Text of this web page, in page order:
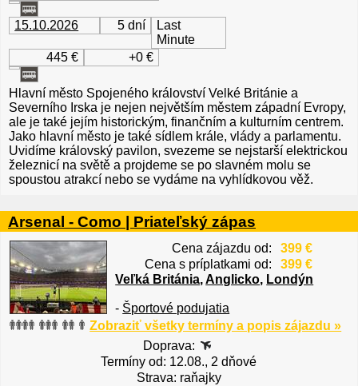
15.10.2026 5 dní
Last
Minute
445 €
+0 €
Hlavní město Spojeného království Velké Británie a
Severního Irska je nejen největším městem západní Evropy,
ale je také jejím historickým, finančním a kulturním centrem.
Jako hlavní město je také sídlem krále, vlády a parlamentu.
Uvidíme královský pavilon, svezeme se nejstarší elektrickou
železnicí na světě a projdeme se po slavném molu se
spoustou atrakcí nebo se vydáme na vyhlídkovou věž.
Arsenal - Como | Priateľský zápas
Cena zájazdu od:
399 €
Cena s príplatkami od:
399 €
Veľká Británia,Anglicko, Londýn
- Športové podujatia
Zobraziť všetky termíny a popis zájazdu »
Doprava:
Termíny od: 12.08., 2 dňové
Strava: raňajky